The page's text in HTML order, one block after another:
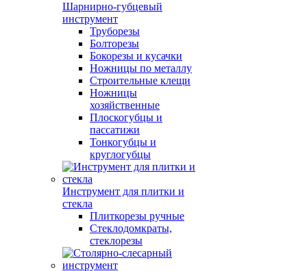
Шарнирно-губцевый
инструмент
Труборезы
Болторезы
Бокорезы и кусачки
Ножницы по металлу
Строительные клещи
Ножницы
хозяйственные
Плоскогубцы и
пассатижи
Тонкогубцы и
круглогубцы
Инструмент для плитки и
стекла
Плиткорезы ручные
Стеклодомкраты,
стеклорезы